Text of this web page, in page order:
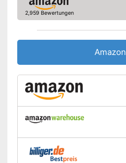
2,959 Bewertungen
Amazon